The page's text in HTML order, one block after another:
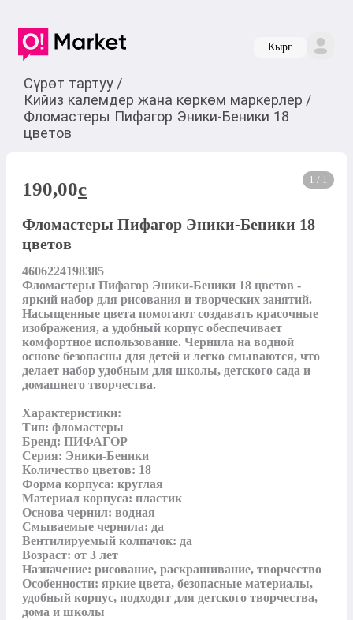
Кырг
Сүрөт тартуу /
Кийиз калемдер жана көркөм маркерлер /
Фломастеры Пифагор Эники-Беники 18
цветов
1 / 1
190,00c
Фломастеры Пифагор Эники-Беники 18
цветов
4606224198385
Фломастеры Пифагор Эники-Беники 18 цветов -
яркий набор для рисования и творческих занятий.
Насыщенные цвета помогают создавать красочные
изображения, а удобный корпус обеспечивает
комфортное использование. Чернила на водной
основе безопасны для детей и легко смываются, что
делает набор удобным для школы, детского сада и
домашнего творчества.
Характеристики:
Тип: фломастеры
Бренд: ПИФАГОР
Серия: Эники-Беники
Количество цветов: 18
Форма корпуса: круглая
Материал корпуса: пластик
Основа чернил: водная
Смываемые чернила: да
Вентилируемый колпачок: да
Возраст: от 3 лет
Назначение: рисование, раскрашивание, творчество
Особенности: яркие цвета, безопасные материалы,
удобный корпус, подходят для детского творчества,
дома и школы